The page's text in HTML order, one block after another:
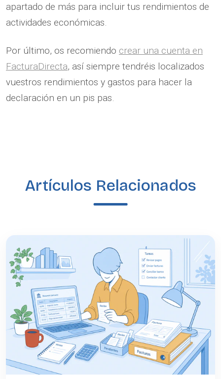
apartado de más para incluir tus rendimientos de
actividades económicas.
Por último, os recomiendo crear una cuenta en
FacturaDirecta, así siempre tendréis localizados
vuestros rendimientos y gastos para hacer la
declaración en un pis pas.
Artículos Relacionados